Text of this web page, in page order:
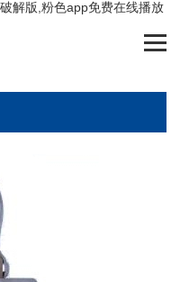
解版,粉色app免费在线播放